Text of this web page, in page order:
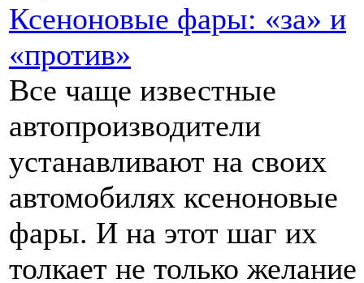
Ксеноновые фары: «за» и
«против»
Все чаще известные
автопроизводители
устанавливают на своих
автомобилях ксеноновые
фары. И на этот шаг их
толкает не только желание